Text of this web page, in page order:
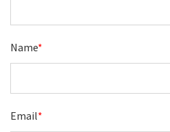
Name*
Email*